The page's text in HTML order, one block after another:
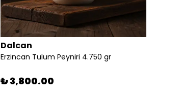
Dalcan
Erzincan Tulum Peyniri 4.750 gr
₺ 3,800.00